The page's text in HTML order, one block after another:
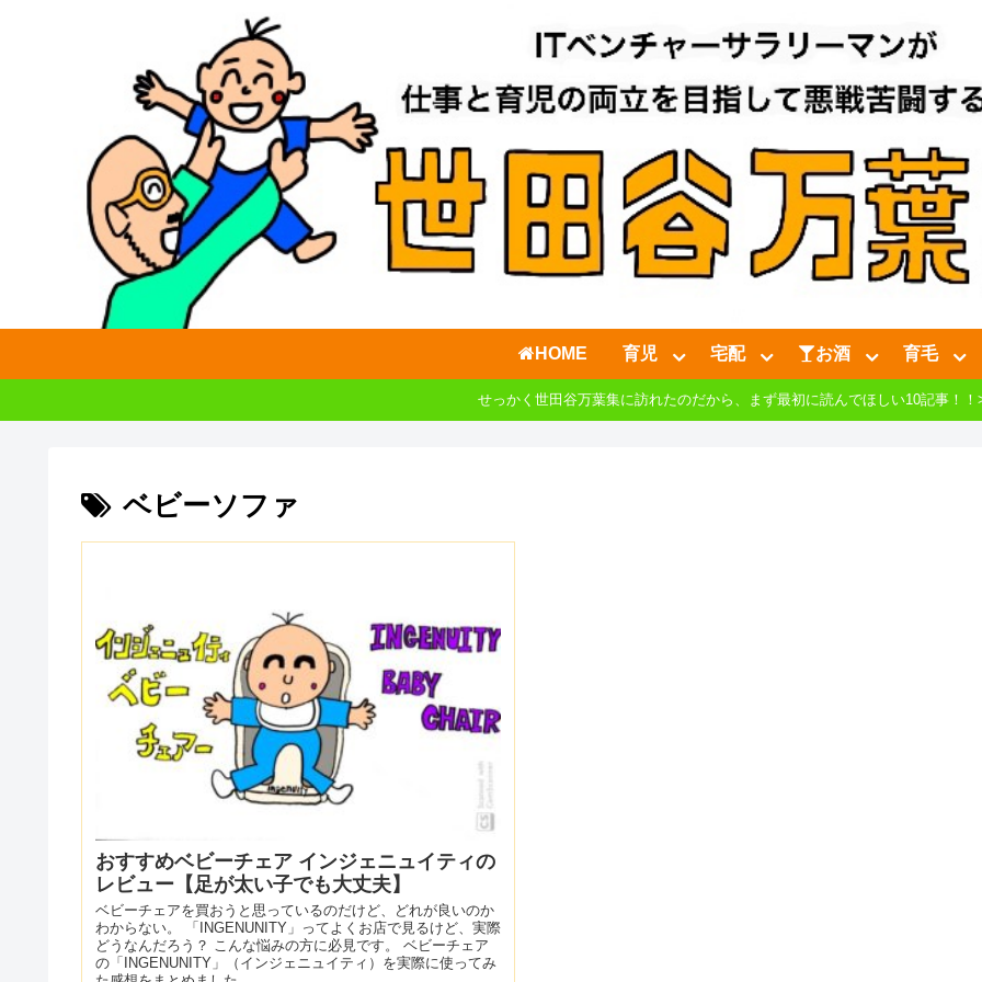
HOME 育児 宅配 お酒 育毛
せっかく世田谷万葉集に訪れたのだから、まず最初に読んでほしい10記事！！
ベビーソファ
おすすめベビーチェア インジェニュイティの
レビュー【足が太い子でも大丈夫】
ベビーチェアを買おうと思っているのだけど、どれが良いのか
わからない。 「INGENUNITY」ってよくお店で見るけど、実際
どうなんだろう？ こんな悩みの方に必見です。 ベビーチェア
の「INGENUNITY」（インジェニュイティ）を実際に使ってみ